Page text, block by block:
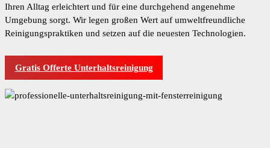
Ihren Alltag erleichtert und für eine durchgehend angenehme
Umgebung sorgt. Wir legen großen Wert auf umweltfreundliche
Reinigungspraktiken und setzen auf die neuesten Technologien.
Gratis Offerte Unterhaltsreinigung